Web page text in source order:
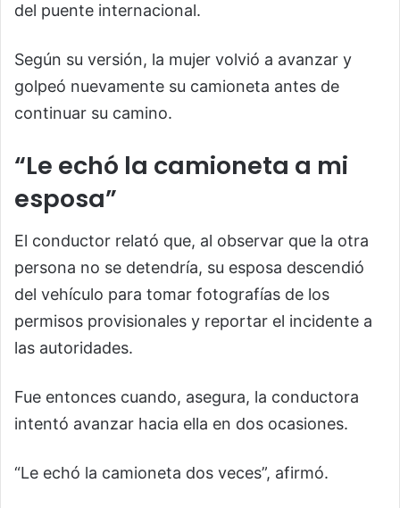
del puente internacional.
Según su versión, la mujer volvió a avanzar y
golpeó nuevamente su camioneta antes de
continuar su camino.
“Le echó la camioneta a mi
esposa”
El conductor relató que, al observar que la otra
persona no se detendría, su esposa descendió
del vehículo para tomar fotografías de los
permisos provisionales y reportar el incidente a
las autoridades.
Fue entonces cuando, asegura, la conductora
intentó avanzar hacia ella en dos ocasiones.
“Le echó la camioneta dos veces”, afirmó.